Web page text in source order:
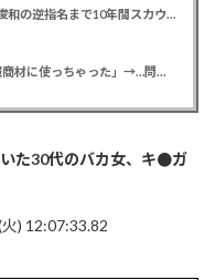
緒方孝市カープドラ3指名で青学出禁！澤﨑俊和の逆指名まで10年間スカウト出禁
【悲報】彼女「ごめん！俺くんの貯金、情報商材に使っちゃった」→…問い詰めたらギャン泣きされたんだが俺が悪いのか？
いた30代のバカ女、キ●ガ
) 12:07:33.82